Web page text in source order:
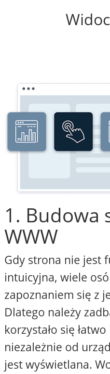
1. Budowa
WWW
Gdy strona nie jest
intuicyjna, wiele
zapoznaniem się z
Dlatego należy
korzystało się łatwo
niezależnie od
jest wyświetlana.